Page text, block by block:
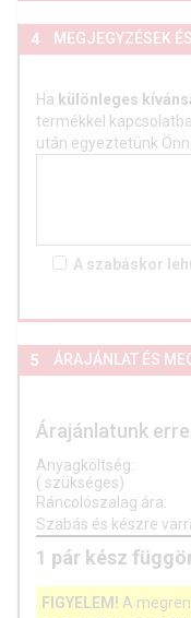
4 MEGJEGYZÉSEK
Ha különleges
termékkel
után egyeztetünk
A szabáskor
5 ÁRAJÁNLAT ÉS
Árajánlatunk
Anyagköltség:
( szükséges)
Ráncolószalag ára:
Szabás és készre
1 pár kész
FIGYELEM! A